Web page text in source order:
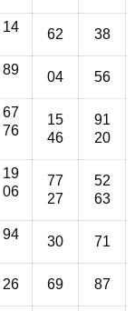
14 62 38
89 04 56
67
76
15
46
91
20
19
06
77
27
52
63
94 30 71
26 69 87